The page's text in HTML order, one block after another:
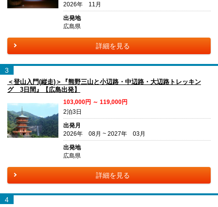
2026年 11月
出発地
広島県
詳細を見る
3
＜登山入門(縦走)＞『熊野三山と小辺路・中辺路・大辺路トレッキン
グ 3日間』【広島出発】
103,000円 ～ 119,000円
2泊3日
出発月
2026年 08月 ~ 2027年 03月
出発地
広島県
詳細を見る
4